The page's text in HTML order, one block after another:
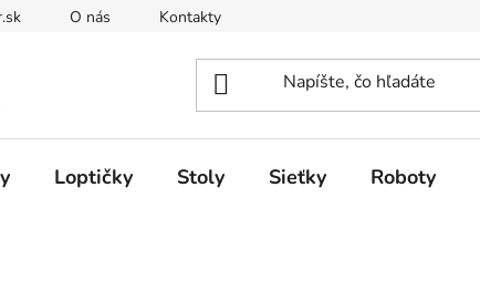
O nás Kontakty
Loptičky Stoly Sieťky Roboty